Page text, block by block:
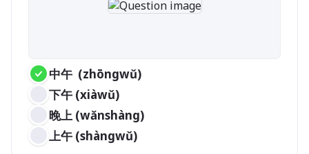
中午  (zhōngwǔ)
下午 (xiàwǔ)
晚上 (wǎnshàng)
上午 (shàngwǔ)